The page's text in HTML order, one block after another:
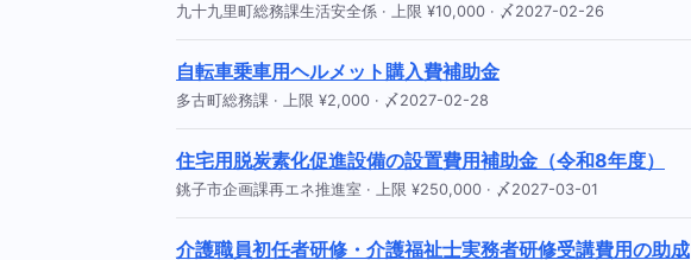
九十九里町総務課生活安全係 · 上限 ¥10,000 · 〆2027-02-26
自転車乗車用ヘルメット購入費補助金
多古町総務課 · 上限 ¥2,000 · 〆2027-02-28
住宅用脱炭素化促進設備の設置費用補助金（令和8年度）
銚子市企画課再エネ推進室 · 上限 ¥250,000 · 〆2027-03-01
介護職員初任者研修・介護福祉士実務者研修受講費用の助成